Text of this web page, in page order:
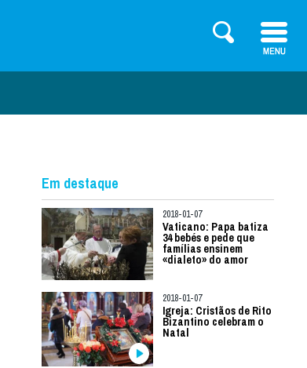
Em destaque
2018-01-07
Vaticano: Papa batiza
34 bebés e pede que
famílias ensinem
«dialeto» do amor
2018-01-07
Igreja: Cristãos de Rito
Bizantino celebram o
Natal